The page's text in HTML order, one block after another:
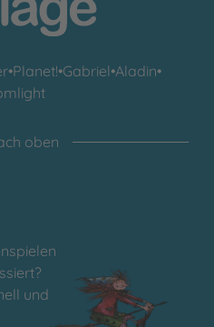
•Planet!•Gabriel•Aladin•
oben
und